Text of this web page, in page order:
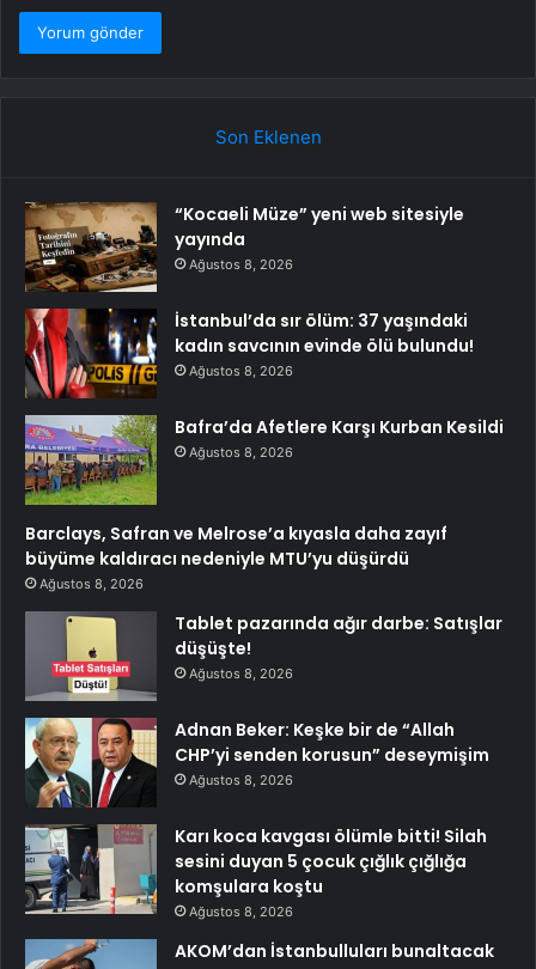
Son Eklenen
“Kocaeli Müze” yeni web sitesiyle
yayında
Ağustos 8, 2026
İstanbul’da sır ölüm: 37 yaşındaki
kadın savcının evinde ölü bulundu!
Ağustos 8, 2026
Bafra’da Afetlere Karşı Kurban Kesildi
Ağustos 8, 2026
Barclays, Safran ve Melrose’a kıyasla daha zayıf
büyüme kaldıracı nedeniyle MTU’yu düşürdü
Ağustos 8, 2026
Tablet pazarında ağır darbe: Satışlar
düşüşte!
Ağustos 8, 2026
Adnan Beker: Keşke bir de “Allah
CHP’yi senden korusun” deseymişim
Ağustos 8, 2026
Karı koca kavgası ölümle bitti! Silah
sesini duyan 5 çocuk çığlık çığlığa
komşulara koştu
Ağustos 8, 2026
AKOM’dan İstanbulluları bunaltacak